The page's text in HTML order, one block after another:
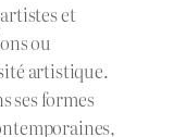
et
ou
artistique.
ses formes